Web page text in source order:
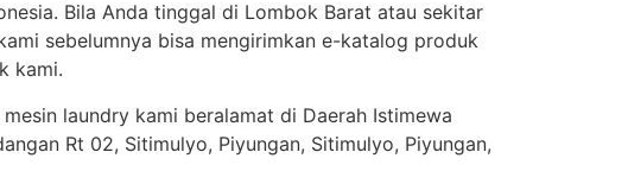
Bila Anda tinggal di Lombok Barat atau sekitar
sebelumnya bisa mengirimkan e-katalog produk
kami.
laundry kami beralamat di Daerah Istimewa
Rt 02, Sitimulyo, Piyungan, Sitimulyo, Piyungan,